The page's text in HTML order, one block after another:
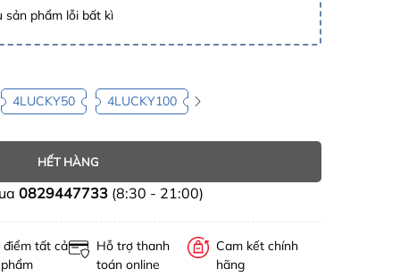
phẩm lỗi bất kì
4LUCKY50 4LUCKY100
HẾT HÀNG
0829447733(8:30 - 21:00)
điểm tất cả
Hỗ trợ thanh
toán online
Cam kết chính
hãng